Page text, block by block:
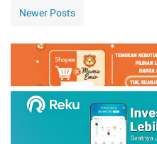
Newer Posts